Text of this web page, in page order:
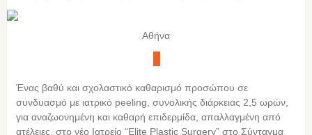
Αθήνα
Ένας βαθύ και σχολαστικό καθαρισμό προσώπου σε
συνδυασμό με ιατρικό peeling, συνολικής διάρκειας 2,5 ωρών,
για αναζωονημένη και καθαρή επιδερμίδα, απαλλαγμένη από
ατέλειες, στο νέο Ιατρείο “Elite Plastic Surgery” στο Σύνταγμα